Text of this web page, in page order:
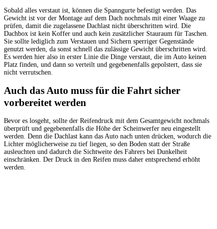
Sobald alles verstaut ist, können die Spanngurte befestigt werden. Das
Gewicht ist vor der Montage auf dem Dach nochmals mit einer Waage zu
prüfen, damit die zugelassene Dachlast nicht überschritten wird. Die
Dachbox ist kein Koffer und auch kein zusätzlicher Stauraum für Taschen.
Sie sollte lediglich zum Verstauen und Sichern sperriger Gegenstände
genutzt werden, da sonst schnell das zulässige Gewicht überschritten wird.
Es werden hier also in erster Linie die Dinge verstaut, die im Auto keinen
Platz finden, und dann so verteilt und gegebenenfalls gepolstert, dass sie
nicht verrutschen.
Auch das Auto muss für die Fahrt sicher
vorbereitet werden
Bevor es losgeht, sollte der Reifendruck mit dem Gesamtgewicht nochmals
überprüft und gegebenenfalls die Höhe der Scheinwerfer neu eingestellt
werden. Denn die Dachlast kann das Auto nach unten drücken, wodurch die
Lichter möglicherweise zu tief liegen, so den Boden statt der Straße
ausleuchten und dadurch die Sichtweite des Fahrers bei Dunkelheit
einschränken. Der Druck in den Reifen muss daher entsprechend erhöht
werden.